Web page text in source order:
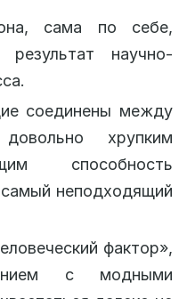
сама по себе,
научно-
соединены между
хрупким
способность
неподходящий
фактор»,
с модными